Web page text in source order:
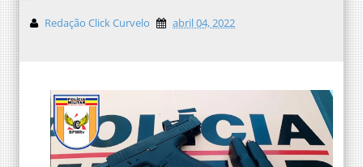
Redação Click Curvelo abril 04, 2022